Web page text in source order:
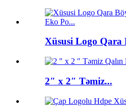
Xüsusi Logo Qara
2″ x 2″ Təmiz...